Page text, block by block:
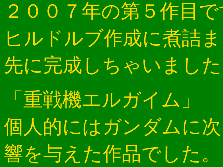
２００７年の第５作目
ヒルドルブ作成に煮詰
先に完成しちゃいまし
「重戦機エルガイム」
個人的にはガンダムに
響を与えた作品でした。